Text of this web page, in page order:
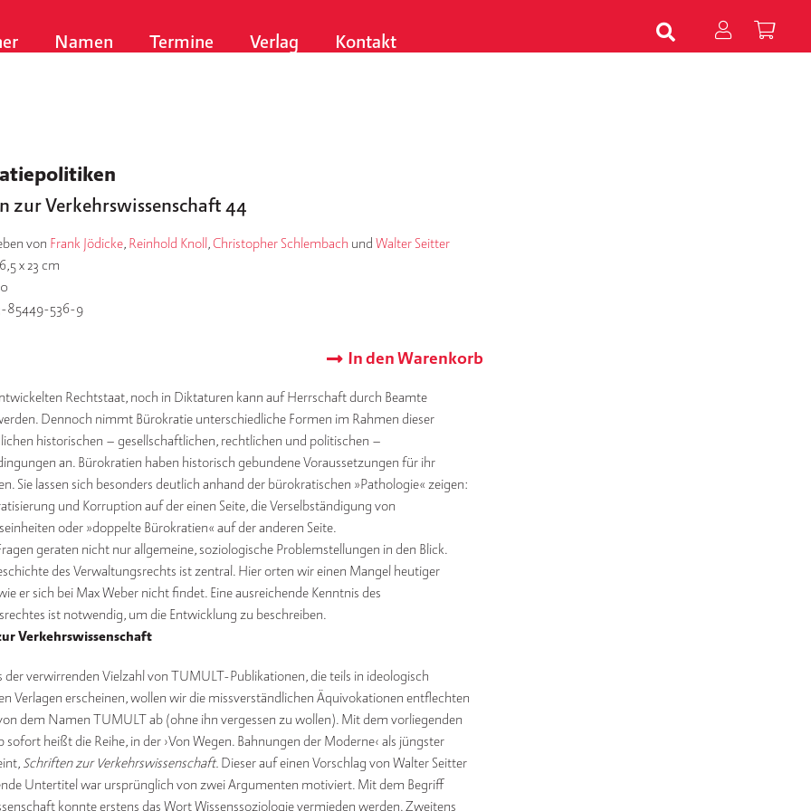
Namen Termine Verlag Kontakt
zur Verkehrswissenschaft 44
von Frank Jödicke, Reinhold Knoll,Christopher Schlembach und Walter Seitter
x 23 cm
85449-536-9
In den Warenkorb
Rechtstaat, noch in Diktaturen kann auf Herrschaft durch Beamte
Dennoch nimmt Bürokratie unterschiedliche Formen im Rahmen dieser
historischen – gesellschaftlichen, rechtlichen und politischen –
an. Bürokratien haben historisch gebundene Voraussetzungen für ihr
Sie lassen sich besonders deutlich anhand der bürokratischen »Pathologie« zeigen:
und Korruption auf der einen Seite, die Verselbständigung von
oder »doppelte Bürokratien« auf der anderen Seite.
geraten nicht nur allgemeine, soziologische Problemstellungen in den Blick.
des Verwaltungsrechts ist zentral. Hier orten wir einen Mangel heutiger
er sich bei Max Weber nicht findet. Eine ausreichende Kenntnis des
ist notwendig, um die Entwicklung zu beschreiben.
Verkehrswissenschaft
der verwirrenden Vielzahl von TUMULT-Publikationen, die teils in ideologisch
Verlagen erscheinen, wollen wir die missverständlichen Äquivokationen entflechten
dem Namen TUMULT ab (ohne ihn vergessen zu wollen). Mit dem vorliegenden
sofort heißt die Reihe, in der ›Von Wegen. Bahnungen der Moderne‹ als jüngster
Schriften zur Verkehrswissenschaft. Dieser auf einen Vorschlag von Walter Seitter
Untertitel war ursprünglich von zwei Argumenten motiviert. Mit dem Begriff
konnte erstens das Wort Wissenssoziologie vermieden werden. Zweitens